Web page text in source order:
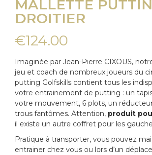
MALLETTE
DROITIER
€124.00
Imaginée par Jean-Pierre CIXOUS,
jeu et coach de nombreux joueurs du
putting Golfskills contient tous les
votre entrainement de putting : un
votre mouvement, 6 plots, un
trous fantômes. Attention, produit
il existe un autre coffret pour les
Pratique à transporter, vous pouvez
entrainer chez vous ou lors d’un